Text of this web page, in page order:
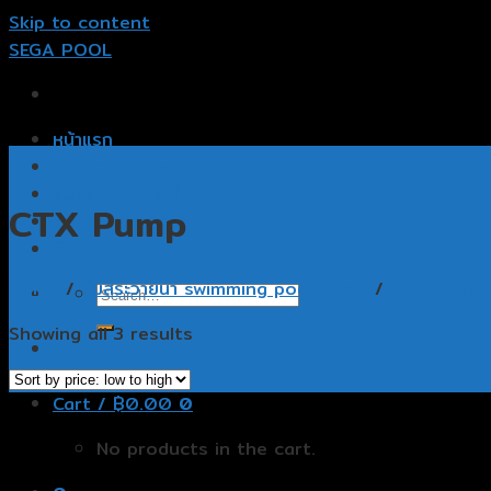
Skip to content
SEGA POOL
หน้าแรก
อุปกรณ์สระว่ายน้ำ
Cart /฿0.00 0
No products in the cart.
CTX Pump
Home / ปั๊มสระว่ายน้ำ swimming pool pump /
Showing all 3 results